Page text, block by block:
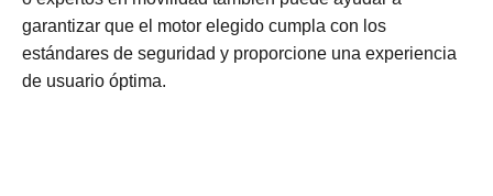
garantizar que el motor elegido cumpla con los
estándares de seguridad y proporcione una experiencia
de usuario óptima.